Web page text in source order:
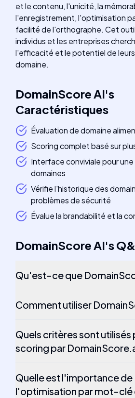
et le contenu, l'unicité, la
l'enregistrement, l'optimisation
facilité de l'orthographe. Cet
individus et les entreprises
l'efficacité et le potentiel de
domaine.
DomainScore AI's
Caractéristiques
Évaluation de domaine
Scoring complet basé sur
Interface conviviale pour
domaines
Vérifie l'historique des
problèmes de sécurité
Évalue la brandabilité et la
DomainScore AI's
Qu'est-ce que
Comment utiliser
Quels critères sont utilisés
scoring par
Quelle est l'importance de
l'optimisation par mot-clé